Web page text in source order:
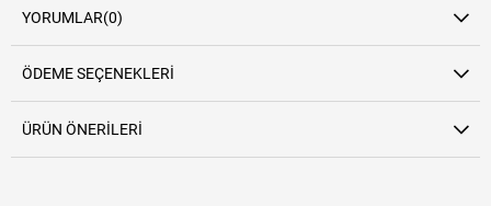
YORUMLAR(0)
ÖDEME SEÇENEKLERI
ÜRÜN ÖNERILERI